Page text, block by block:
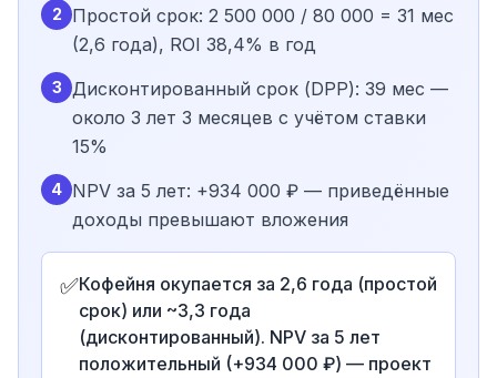
2
Простой срок: 2 500 000 / 80 000 = 31 мес
(2,6 года), ROI 38,4% в год
3 Дисконтированный срок (DPP): 39 мес —
около 3 лет 3 месяцев с учётом ставки
15%
4 NPV за 5 лет: +934 000 ₽ — приведённые
доходы превышают вложения
✅Кофейня окупается за 2,6 года (простой
срок) или ~3,3 года
(дисконтированный). NPV за 5 лет
положительный (+934 000 ₽) — проект